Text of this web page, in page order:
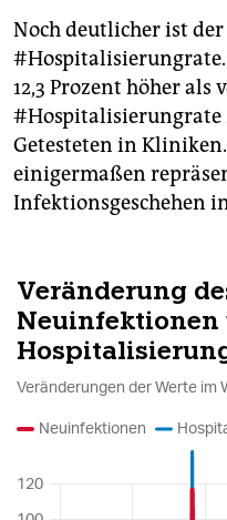
Noch deutlicher ist
12,3 Prozent höher als
#Hospitalisierungrate
Getesteten in
einigermaßen
Infektionsgeschehen